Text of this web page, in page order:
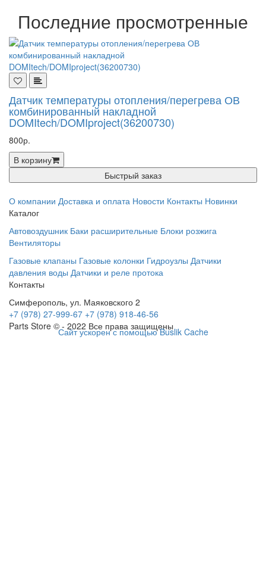
Последние просмотренные
Датчик температуры отопления/перегрева ОВ
комбинированный накладной
DOMItech/DOMIproject(36200730)
800р.
В корзину
Быстрый заказ
О компании Доставка и оплата Новости Контакты Новинки
Каталог
Автовоздушник Баки расширительные Блоки розжига
Вентиляторы
Газовые клапаны Газовые колонки Гидроузлы Датчики
давления воды Датчики и реле протока
Контакты
Симферополь, ул. Маяковского 2
+7 (978) 27-999-67 +7 (978) 918-46-56
Parts Store © - 2022 Все права защищены
Сайт ускорен с помощью Buslik Cache